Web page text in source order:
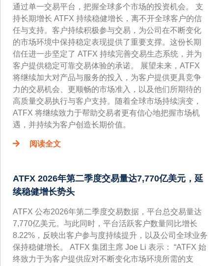
通过单一交易平台，把握全球多个市场的投资机会。 支
持长期增长 ATFX 持续稳健增长，离不开全球客户的信
任与支持。客户持续积极参与交易，为公司在不断变化
的市场环境中保持稳定表现提供了重要支撑。这份长期
信任进一步坚定了 ATFX 持续完善交易生态系统，并为
客户提供稳定可靠交易体验的承诺。 展望未来，ATFX
将继续加大对产品与服务的投入，为客户提供更具竞争
力的交易机会、更顺畅的市场准入，以及他们所期待的
高质量交易执行与客户支持。随着全球市场持续演变，
ATFX 将继续致力于帮助交易者更有信心地把握市场机
遇，并持续为客户创造长期价值。
阅读全文
ATFX 2026年第二季度交易量达7,770亿美元，延
续稳健增长势头
ATFX 公布2026年第二季度交易数据，平台总交易量达
7,770亿美元。与此同时，平台活跃客户数量同比增长
8.22%，反映出客户参与度持续提升，以及公司全球业务
保持稳健增长。 ATFX 集团主席 Joe Li 表示： “ATFX 始
终致力于为客户提供应对不断变化市场环境所需的支